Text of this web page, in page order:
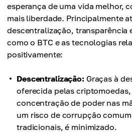
esperança de uma vida melhor,
mais liberdade. Principalmente
descentralização, transparência
como o BTC e as tecnologias
positivamente:
Descentralização: Graças à
oferecida pelas
concentração de poder nas
um risco de corrupção
tradicionais, é minimizado.